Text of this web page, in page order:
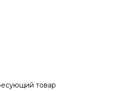
товар